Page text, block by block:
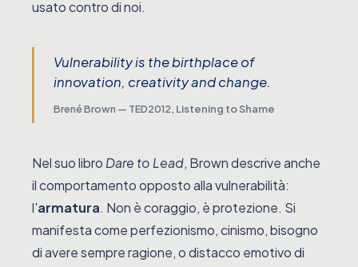
usato contro di noi.
Vulnerability is the birthplace of
innovation, creativity and change.
Brené Brown — TED2012, Listening to Shame
Nel suo libro Dare to Lead, Brown descrive anche
il comportamento opposto alla vulnerabilità:
l'armatura. Non è coraggio, è protezione. Si
manifesta come perfezionismo, cinismo, bisogno
di avere sempre ragione, o distacco emotivo di